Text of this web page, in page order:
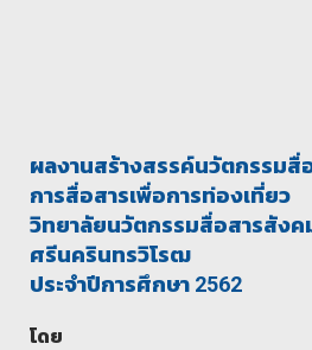
ผลงานสร้างสรรค์นวัตกรรมสื่
การสื่อสารเพื่อการท่องเที่ยว
วิทยาลัยนวัตกรรมสื่อสารสังค
ศรีนครินทรวิโรฒ
ประจำปีการศึกษา 2562
โดย